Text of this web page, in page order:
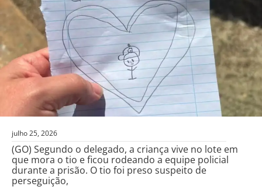
julho 25, 2026
(GO) Segundo o delegado, a criança vive no lote em
que mora o tio e ficou rodeando a equipe policial
durante a prisão. O tio foi preso suspeito de
perseguição,